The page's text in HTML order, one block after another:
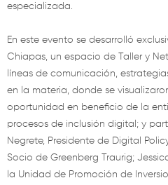
especializada.
En este evento se desarrolló
Chiapas, un espacio de Taller y
líneas de comunicación,
en la materia, donde se
oportunidad en beneficio de la
procesos de inclusión digital; y
Negrete, Presidente de Digital
Socio de Greenberg Traurig;
la Unidad de Promoción de